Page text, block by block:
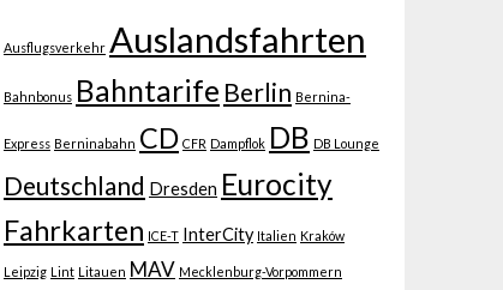
Ausflugsverkehr Auslandsfahrten
Bahnbonus Bahntarife Berlin Bernina-
Express Berninabahn CD CFR Dampflok DB DB Lounge
Deutschland Dresden Eurocity
Fahrkarten ICE-T InterCity Italien Kraków
Leipzig Lint Litauen MAV Mecklenburg-Vorpommern